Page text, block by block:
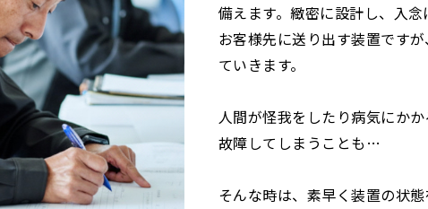
備えます。緻密に設計し、入
お客様先に送り出す装置です
ていきます。
人間が怪我をしたり病気にか
故障してしまうことも…
そんな時は、素早く装置の状